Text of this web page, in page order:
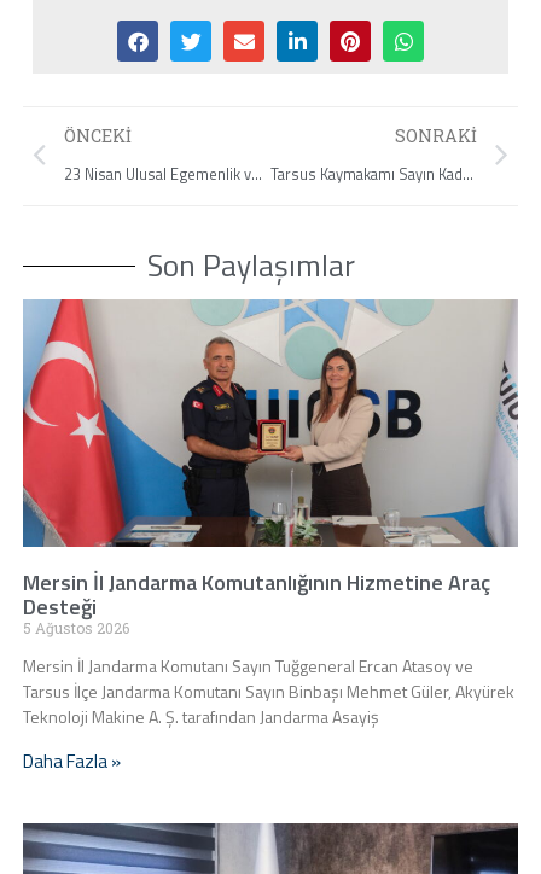
ÖNCEKI
23 Nisan Ulusal Egemenlik ve Çocuk Bayramınız Kutlu Olsun!
SONRAKI
Tarsus Kaymakamı Sayın Kadir Sertel Otçu’ya Ziyaret
Son Paylaşımlar
Mersin İl Jandarma Komutanlığının Hizmetine Araç
Desteği
5 Ağustos 2026
Mersin İl Jandarma Komutanı Sayın Tuğgeneral Ercan Atasoy ve
Tarsus İlçe Jandarma Komutanı Sayın Binbaşı Mehmet Güler, Akyürek
Teknoloji Makine A. Ş. tarafından Jandarma Asayiş
Daha Fazla »